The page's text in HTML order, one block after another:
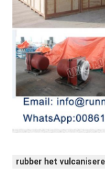
rubber het